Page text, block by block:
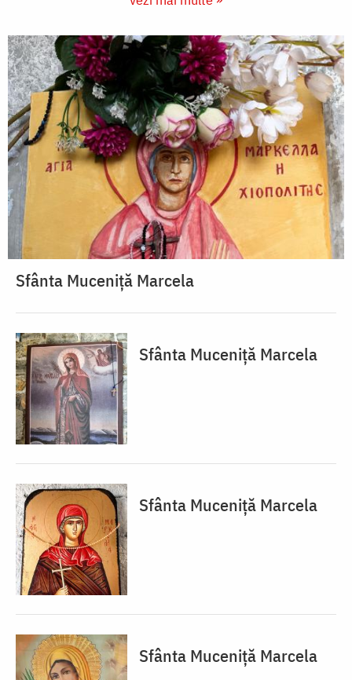
Sfânta Muceniță Marcela
Sfânta Muceniță Marcela
Sfânta Muceniță Marcela
Sfânta Muceniță Marcela